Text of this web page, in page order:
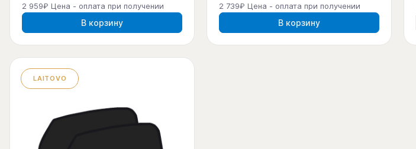
2 959₽ Цена - оплата при получении
В корзину
2 739₽ Цена - оплата при получении
В корзину
LAITOVO